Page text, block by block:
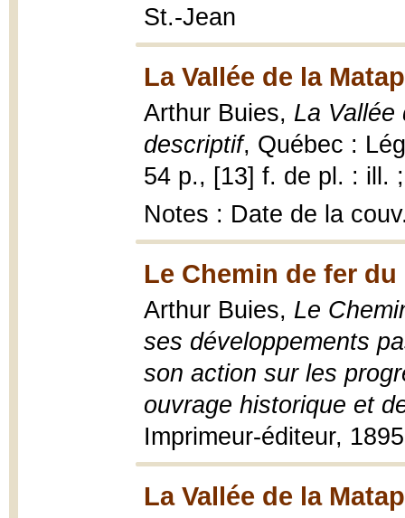
St.-Jean
La Vallée de la
Arthur Buies, La Vallée
descriptif, Québec :
54 p., [13] f. de pl. : ill.
Notes : Date de la
Le Chemin de fer
Arthur Buies, Le
ses développements
son action sur les
ouvrage historique et
Imprimeur-éditeur,
La Vallée de la